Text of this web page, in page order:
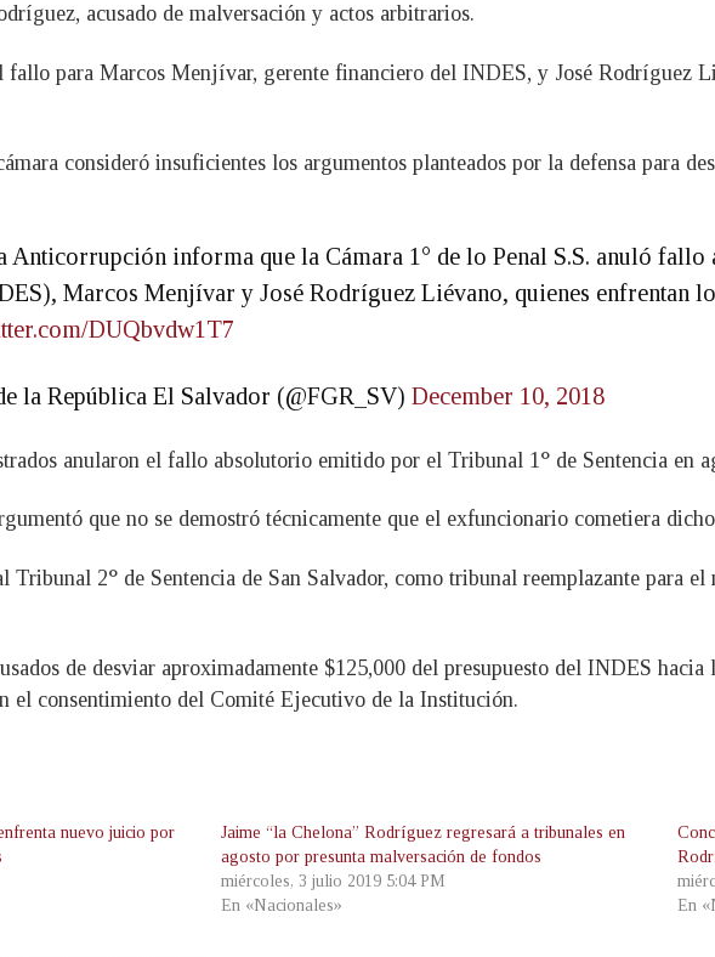
acusado de malversación y actos arbitrarios.
fallo para Marcos Menjívar, gerente financiero del INDES, y José Rodríguez
consideró insuficientes los argumentos planteados por la defensa para
Anticorrupción informa que la Cámara 1° de lo Penal S.S. anuló
Marcos Menjívar y José Rodríguez Liévano, quienes enfrentan
DUQbvdw1T7
la República El Salvador (@FGR_SV) December 10, 2018
anularon el fallo absolutorio emitido por el Tribunal 1° de Sentencia en
que no se demostró técnicamente que el exfuncionario cometiera
Tribunal 2° de Sentencia de San Salvador, como tribunal reemplazante para
de desviar aproximadamente $125,000 del presupuesto del INDES
el consentimiento del Comité Ejecutivo de la Institución.
nuevo juicio por
Jaime “la Chelona” Rodríguez regresará a tribunales en
agosto por presunta malversación de fondos
miércoles, 3 julio 2019 5:04 PM
En «Nacionales»
En